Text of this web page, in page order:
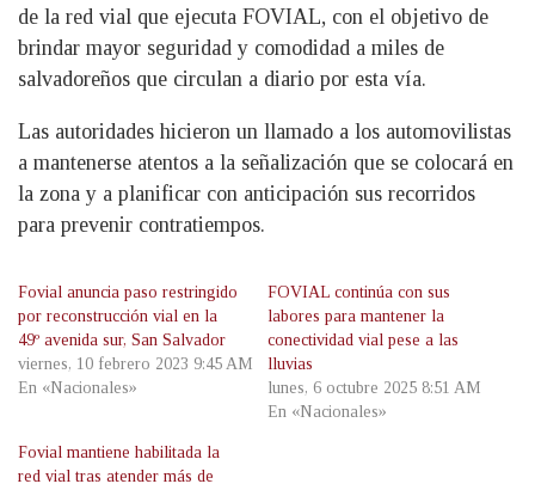
de la red vial que ejecuta FOVIAL, con el objetivo de
brindar mayor seguridad y comodidad a miles de
salvadoreños que circulan a diario por esta vía.
Las autoridades hicieron un llamado a los automovilistas
a mantenerse atentos a la señalización que se colocará en
la zona y a planificar con anticipación sus recorridos
para prevenir contratiempos.
Fovial anuncia paso restringido
por reconstrucción vial en la
49º avenida sur, San Salvador
viernes, 10 febrero 2023 9:45 AM
En «Nacionales»
FOVIAL continúa con sus
labores para mantener la
conectividad vial pese a las
lluvias
lunes, 6 octubre 2025 8:51 AM
En «Nacionales»
Fovial mantiene habilitada la
red vial tras atender más de